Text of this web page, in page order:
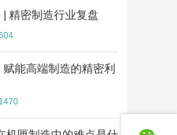
精密制造行业复盘
能高端制造的精密利
1470